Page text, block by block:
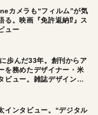
カメラも“フィルム”が気
る。映画『免許返納⁉︎』ス
ュー
歩んだ33年。創刊からア
を務めたデザイナー・米
ビュー。雑誌デザインの
インタビュー。“デジタル